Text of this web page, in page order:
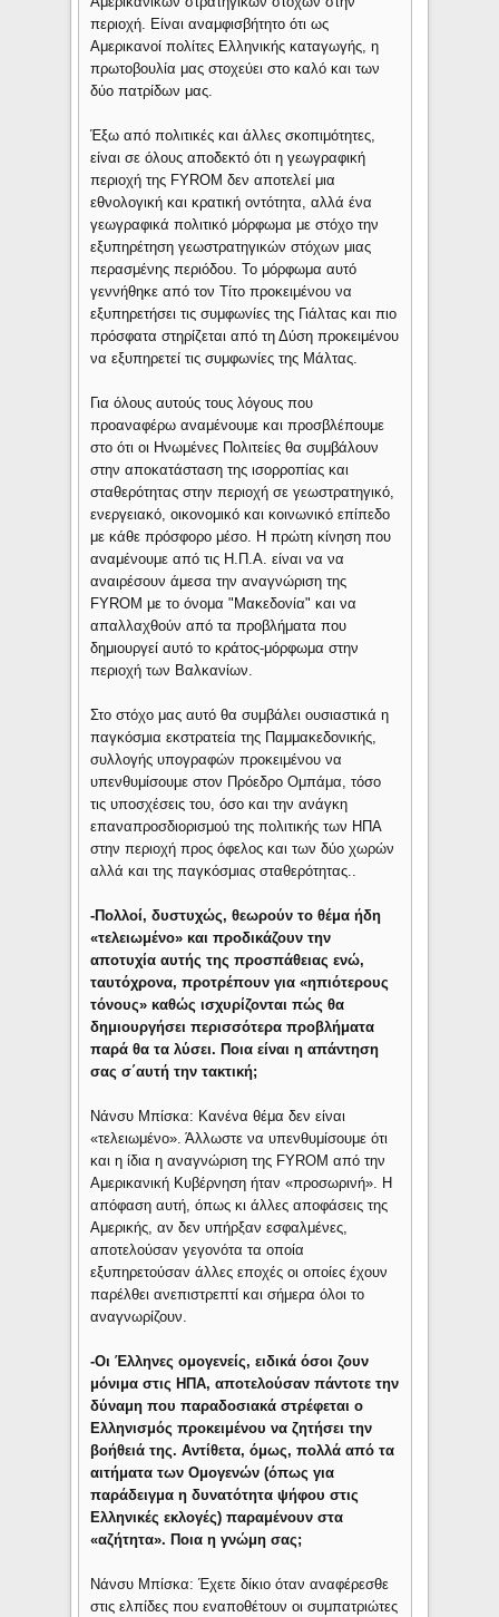
περιοχή. Είναι αναμφισβήτητο ότι ως
Αμερικανοί πολίτες Ελληνικής καταγωγής, η
πρωτοβουλία μας στοχεύει στο καλό και των
δύο πατρίδων μας.
Έξω από πολιτικές και άλλες σκοπιμότητες,
είναι σε όλους αποδεκτό ότι η γεωγραφική
περιοχή της FΥROM δεν αποτελεί μια
εθνολογική και κρατική οντότητα, αλλά ένα
γεωγραφικά πολιτικό μόρφωμα με στόχο την
εξυπηρέτηση γεωστρατηγικών στόχων μιας
περασμένης περιόδου. Το μόρφωμα αυτό
γεννήθηκε από τον Τίτο προκειμένου να
εξυπηρετήσει τις συμφωνίες της Γιάλτας και πιο
πρόσφατα στηρίζεται από τη Δύση προκειμένου
να εξυπηρετεί τις συμφωνίες της Μάλτας.
Για όλους αυτούς τους λόγους που
προαναφέρω αναμένουμε και προσβλέπουμε
στο ότι οι Ηνωμένες Πολιτείες θα συμβάλουν
στην αποκατάσταση της ισορροπίας και
σταθερότητας στην περιοχή σε γεωστρατηγικό,
ενεργειακό, οικονομικό και κοινωνικό επίπεδο
με κάθε πρόσφορο μέσο. Η πρώτη κίνηση που
αναμένουμε από τις Η.Π.Α. είναι να να
αναιρέσουν άμεσα την αναγνώριση της
FYROM με το όνομα "Μακεδονία" και να
απαλλαχθούν από τα προβλήματα που
δημιουργεί αυτό το κράτος-μόρφωμα στην
περιοχή των Βαλκανίων.
Στο στόχο μας αυτό θα συμβάλει ουσιαστικά η
παγκόσμια εκστρατεία της Παμμακεδονικής,
συλλογής υπογραφών προκειμένου να
υπενθυμίσουμε στον Πρόεδρο Ομπάμα, τόσο
τις υποσχέσεις του, όσο και την ανάγκη
επαναπροσδιορισμού της πολιτικής των ΗΠΑ
στην περιοχή προς όφελος και των δύο χωρών
αλλά και της παγκόσμιας σταθερότητας..
-Πολλοί, δυστυχώς, θεωρούν το θέμα ήδη
«τελειωμένο» και προδικάζουν την
αποτυχία αυτής της προσπάθειας ενώ,
ταυτόχρονα, προτρέπουν για «ηπιότερους
τόνους» καθώς ισχυρίζονται πώς θα
δημιουργήσει περισσότερα προβλήματα
παρά θα τα λύσει. Ποια είναι η απάντηση
σας σ΄αυτή την τακτική;
Νάνσυ Μπίσκα: Κανένα θέμα δεν είναι
«τελειωμένο». Άλλωστε να υπενθυμίσουμε ότι
και η ίδια η αναγνώριση της FYROM από την
Αμερικανική Κυβέρνηση ήταν «προσωρινή». Η
απόφαση αυτή, όπως κι άλλες αποφάσεις της
Αμερικής, αν δεν υπήρξαν εσφαλμένες,
αποτελούσαν γεγονότα τα οποία
εξυπηρετούσαν άλλες εποχές οι οποίες έχουν
παρέλθει ανεπιστρεπτί και σήμερα όλοι το
αναγνωρίζουν.
-Οι Έλληνες ομογενείς, ειδικά όσοι ζουν
μόνιμα στις ΗΠΑ, αποτελούσαν πάντοτε την
δύναμη που παραδοσιακά στρέφεται ο
Ελληνισμός προκειμένου να ζητήσει την
βοήθειά της. Αντίθετα, όμως, πολλά από τα
αιτήματα των Ομογενών (όπως για
παράδειγμα η δυνατότητα ψήφου στις
Ελληνικές εκλογές) παραμένουν στα
«αζήτητα». Ποια η γνώμη σας;
Νάνσυ Μπίσκα: Έχετε δίκιο όταν αναφέρεσθε
στις ελπίδες που εναποθέτουν οι συμπατριώτες